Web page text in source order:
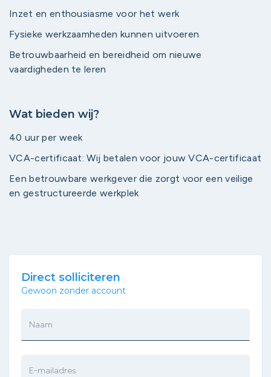
Inzet en enthousiasme voor het werk
Fysieke werkzaamheden kunnen uitvoeren
Betrouwbaarheid en bereidheid om nieuwe
vaardigheden te leren
Wat bieden wij?
40 uur per week
VCA-certificaat: Wij betalen voor jouw VCA-certificaat
Een betrouwbare werkgever die zorgt voor een veilige
en gestructureerde werkplek
Direct solliciteren
Gewoon zonder account
Naam
E-mailadres